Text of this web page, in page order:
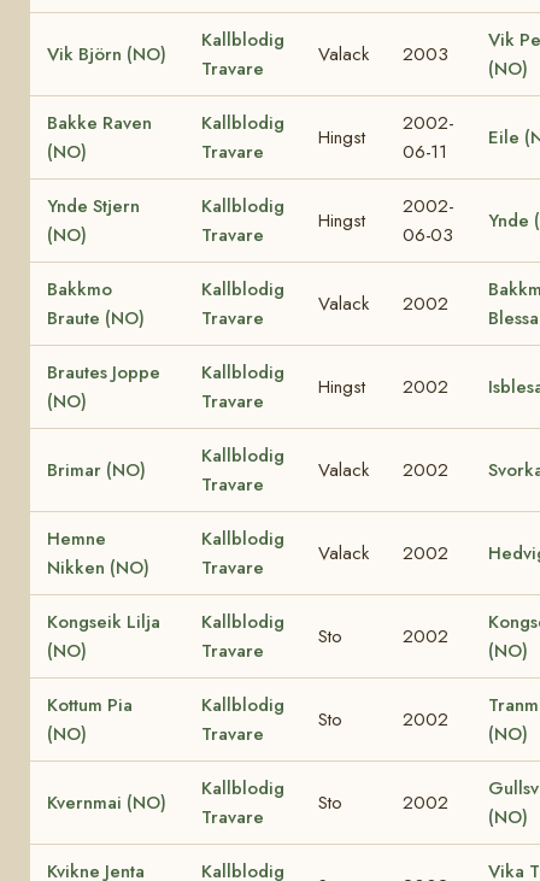
Vik Björn (NO)
Kallblodig
Travare
Valack 2003
Vik
(NO)
Bakke Raven
(NO)
Kallblodig
Travare
Hingst
2002-
06-11
Eile
Ynde Stjern
(NO)
Kallblodig
Travare
Hingst
2002-
06-03
Ynde
Bakkmo
Braute (NO)
Kallblodig
Travare
Valack 2002
Brautes Joppe
(NO)
Kallblodig
Travare
Hingst 2002
Brimar (NO)
Kallblodig
Travare
Valack 2002
Hemne
Nikken (NO)
Kallblodig
Travare
Valack 2002
Kongseik Lilja
(NO)
Kallblodig
Travare
Sto 2002
(NO)
Kottum Pia
(NO)
Kallblodig
Travare
Sto 2002
(NO)
Kvernmai (NO)
Kallblodig
Travare
Sto 2002
(NO)
Kvikne Jenta Kallblodig Vika